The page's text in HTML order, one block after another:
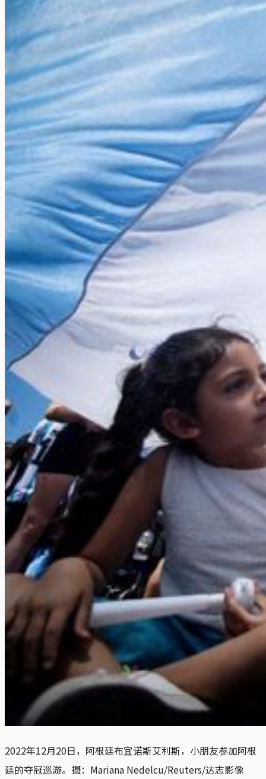
2022年12月20日，阿根廷布宜诺斯艾利斯，小朋友参加阿根
廷的夺冠巡游。摄：Mariana Nedelcu/Reuters/达志影像